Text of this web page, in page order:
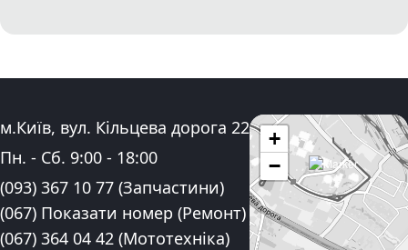
Адреса:
м.Київ, вул. Кільцева дорога 22
Графік роботи:
Пн. - Сб. 9:00 - 18:00
Контактні номера телефону:
(093) 367 10 77 (Запчастини)
(067) Показати номер (Ремонт)
(067) 364 04 42 (Мототехніка)
+
−